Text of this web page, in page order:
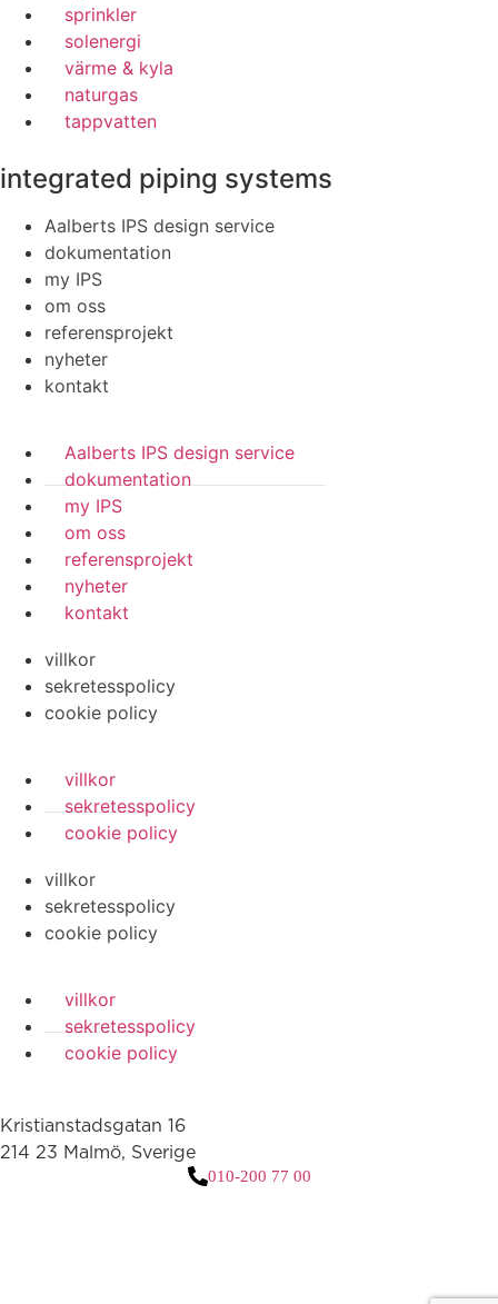
sprinkler
solenergi
värme & kyla
naturgas
tappvatten
integrated piping systems
Aalberts IPS design service
dokumentation
my IPS
om oss
referensprojekt
nyheter
kontakt
Aalberts IPS design service
dokumentation
my IPS
om oss
referensprojekt
nyheter
kontakt
villkor
sekretesspolicy
cookie policy
villkor
sekretesspolicy
cookie policy
villkor
sekretesspolicy
cookie policy
villkor
sekretesspolicy
cookie policy
Kristianstadsgatan 16
214 23 Malmö, Sverige
010-200 77 00